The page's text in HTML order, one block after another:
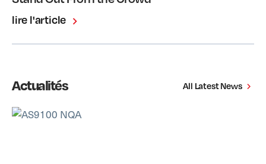
lire l'article
Actualités All Latest News